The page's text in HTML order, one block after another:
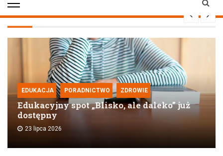
EDUKACJA PORADNICTWO ZDROWIE
Edukacyjny spot „Blisko, ale daleko” już
dostępny
23 lipca 2026